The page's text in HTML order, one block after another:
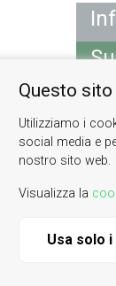
Valle di Susa. Tesori
Questo
Utilizziamo i
social media e
nostro sito web.
Visualizza la
Usa solo